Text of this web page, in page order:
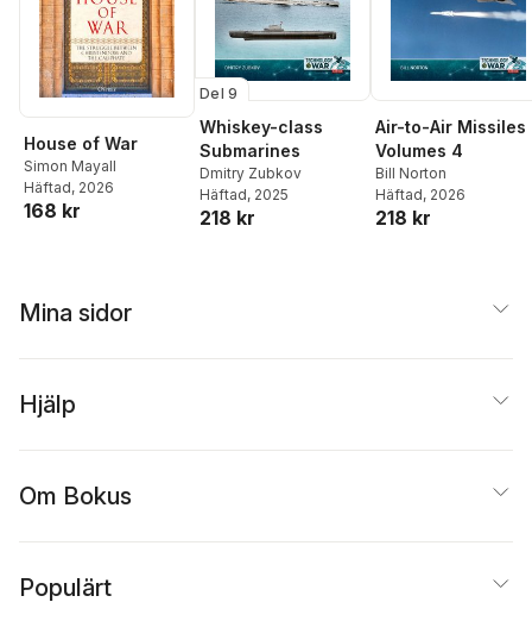
House of War
Simon Mayall
Häftad, 2026
168 kr
Del 9
Whiskey-class
Submarines
Dmitry Zubkov
Häftad, 2025
218 kr
Air-to-Air Missiles
Volumes 4
Bill Norton
Häftad, 2026
218 kr
Mina sidor
Hjälp
Om Bokus
Populärt